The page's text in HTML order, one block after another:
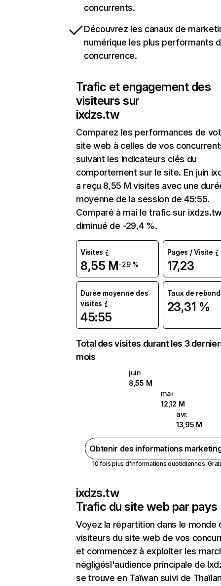
concurrents.
Découvrez les canaux de
numérique les plus performants
concurrence.
Trafic et engagement des
visiteurs sur
ixdzs.tw
Comparez les performances de
site web à celles de vos
suivant les indicateurs clés du
comportement sur le site. En juin
a reçu 8,55 M visites avec une
moyenne de la session de 45:55.
Comparé à mai le trafic sur
diminué de -29,4 %.
Visites
8,55 M-29 %
Pages / Visite
17,23
Durée moyenne des
visites
45:55
Taux de rebond
23,31 %
Total des visites durant les 3
mois
juin
8,55 M
mai
12,12 M
avr.
13,95 M
Obtenir des informations
10 fois plus d'informations quotidiennes.
ixdzs.tw
Trafic du site web par pays
Voyez la répartition dans le monde
visiteurs du site web de vos
et commencez à exploiter les
négligésl'audience principale de
se trouve en Taïwan suivi de